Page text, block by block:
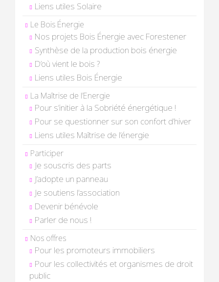
Liens utiles Solaire
Le Bois Énergie
Nos projets Bois Énergie avec Forestener
Synthèse de la production bois énergie
D’où vient le bois ?
Liens utiles Bois Énergie
La Maîtrise de l’Energie
Pour s’initier à la Sobriété énergétique !
Pour se questionner sur son confort d’hiver
Liens utiles Maîtrise de l’énergie
Participer
Je souscris des parts
J’adopte un panneau
Je soutiens l’association
Devenir bénévole
Parler de nous !
Nos offres
Pour les promoteurs immobiliers
Pour les collectivités et organismes de droit
public